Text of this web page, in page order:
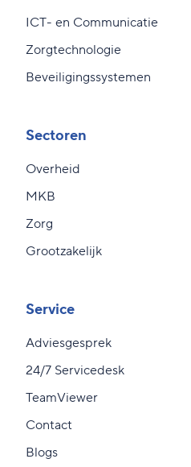
ICT- en Communicatie
Zorgtechnologie
Beveiligingssystemen
Sectoren
Overheid
MKB
Zorg
Grootzakelijk
Service
Adviesgesprek
24/7 Servicedesk
TeamViewer
Contact
Blogs